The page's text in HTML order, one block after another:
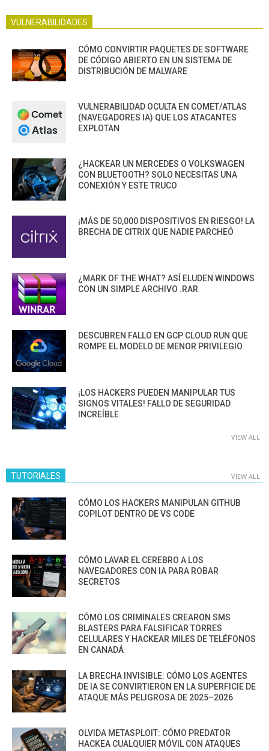
VULNERABILIDADES
CÓMO CONVIRTIR PAQUETES DE SOFTWARE
DE CÓDIGO ABIERTO EN UN SISTEMA DE
DISTRIBUCIÓN DE MALWARE
VULNERABILIDAD OCULTA EN COMET/ATLAS
(NAVEGADORES IA) QUE LOS ATACANTES
EXPLOTAN
¿HACKEAR UN MERCEDES O VOLKSWAGEN
CON BLUETOOTH? SOLO NECESITAS UNA
CONEXIÓN Y ESTE TRUCO
¡MÁS DE 50,000 DISPOSITIVOS EN RIESGO! LA
BRECHA DE CITRIX QUE NADIE PARCHEÓ
¿MARK OF THE WHAT? ASÍ ELUDEN WINDOWS
CON UN SIMPLE ARCHIVO .RAR
DESCUBREN FALLO EN GCP CLOUD RUN QUE
ROMPE EL MODELO DE MENOR PRIVILEGIO
¡LOS HACKERS PUEDEN MANIPULAR TUS
SIGNOS VITALES! FALLO DE SEGURIDAD
INCREÍBLE
VIEW ALL
TUTORIALES VIEW ALL
CÓMO LOS HACKERS MANIPULAN GITHUB
COPILOT DENTRO DE VS CODE
CÓMO LAVAR EL CEREBRO A LOS
NAVEGADORES CON IA PARA ROBAR
SECRETOS
CÓMO LOS CRIMINALES CREARON SMS
BLASTERS PARA FALSIFICAR TORRES
CELULARES Y HACKEAR MILES DE TELÉFONOS
EN CANADÁ
LA BRECHA INVISIBLE: CÓMO LOS AGENTES
DE IA SE CONVIRTIERON EN LA SUPERFICIE DE
ATAQUE MÁS PELIGROSA DE 2025–2026
OLVIDA METASPLOIT: CÓMO PREDATOR
HACKEA CUALQUIER MÓVIL CON ATAQUES